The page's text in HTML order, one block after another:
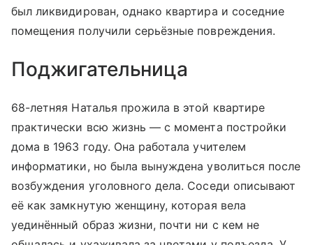
был ликвидирован, однако квартира и соседние
помещения получили серьёзные повреждения.
Поджигательница
68-летняя Наталья прожила в этой квартире
практически всю жизнь — с момента постройки
дома в 1963 году. Она работала учителем
информатики, но была вынуждена уволиться после
возбуждения уголовного дела. Соседи описывают
её как замкнутую женщину, которая вела
уединённый образ жизни, почти ни с кем не